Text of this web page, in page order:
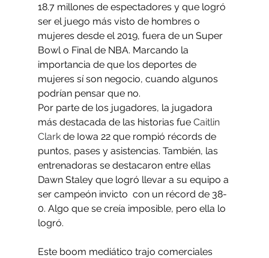
18.7 millones de espectadores y que logró
ser el juego más visto de hombres o
mujeres desde el 2019, fuera de un Super
Bowl o Final de NBA. Marcando la
importancia de que los deportes de
mujeres sí son negocio, cuando algunos
podrían pensar que no.
Por parte de los jugadores, la jugadora
más destacada de las historias fue Caitlin
Clark de Iowa 22 que rompió récords de
puntos, pases y asistencias. También, las
entrenadoras se destacaron entre ellas
Dawn Staley que logró llevar a su equipo a
ser campeón invicto  con un récord de 38-
0. Algo que se creía imposible, pero ella lo
logró.
Este boom mediático trajo comerciales